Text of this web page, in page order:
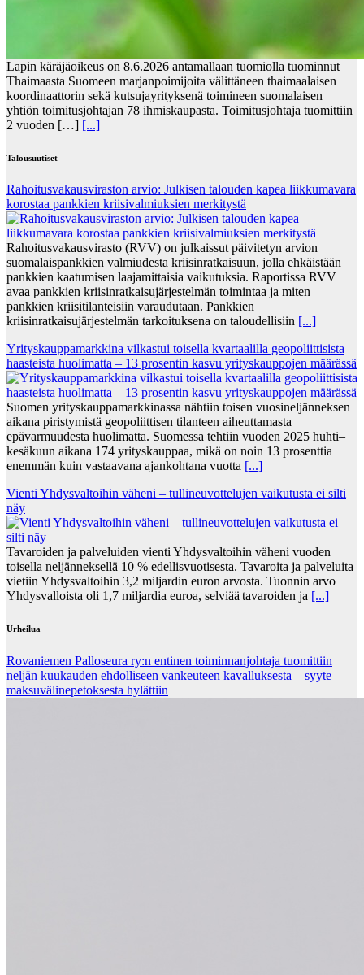
Lapin käräjäoikeus on 8.6.2026 antamallaan tuomiolla tuominnut
Thaimaasta Suomeen marjanpoimijoita välittäneen thaimaalaisen
koordinaattorin sekä kutsujayrityksenä toimineen suomalaisen
yhtiön toimitusjohtajan 78 ihmiskaupasta. Toimitusjohtaja tuomittiin
2 vuoden […] [...]
Talousuutiset
Rahoitusvakausviraston arvio: Julkisen talouden kapea liikkumavara
korostaa pankkien kriisivalmiuksien merkitystä
Rahoitusvakausvirasto (RVV) on julkaissut päivitetyn arvion
suomalaispankkien valmiudesta kriisinratkaisuun, jolla ehkäistään
pankkien kaatumisen laajamittaisia vaikutuksia. Raportissa RVV
avaa pankkien kriisinratkaisujärjestelmän toimintaa ja miten
pankkien kriisitilanteisiin varaudutaan. Pankkien
kriisinratkaisujärjestelmän tarkoituksena on taloudellisiin [...]
Yrityskauppamarkkina vilkastui toisella kvartaalilla geopoliittisista
haasteista huolimatta – 13 prosentin kasvu yrityskauppojen määrässä
Suomen yrityskauppamarkkinassa nähtiin toisen vuosineljänneksen
aikana piristymistä geopoliittisen tilanteen aiheuttamasta
epävarmuudesta huolimatta. Suomessa tehtiin vuoden 2025 huhti–
kesäkuun aikana 174 yrityskauppaa, mikä on noin 13 prosenttia
enemmän kuin vastaavana ajankohtana vuotta [...]
Vienti Yhdysvaltoihin väheni – tullineuvottelujen vaikutusta ei silti
näy
Tavaroiden ja palveluiden vienti Yhdysvaltoihin väheni vuoden
toisella neljänneksellä 10 % edellisvuotisesta. Tavaroita ja palveluita
vietiin Yhdysvaltoihin 3,2 miljardin euron arvosta. Tuonnin arvo
Yhdysvalloista oli 1,7 miljardia euroa, selviää tavaroiden ja [...]
Urheilua
Rovaniemen Palloseura ry:n entinen toiminnanjohtaja tuo­mit­tiin
neljän kuu­kau­den eh­dol­li­seen van­keu­teen ka­val­luk­ses­ta – syyte
mak­su­vä­li­ne­pe­tok­ses­ta hy­lät­tiin